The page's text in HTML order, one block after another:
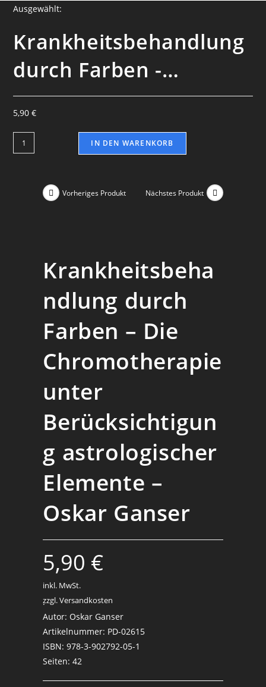
Ausgewählt:
Krankheitsbehandlung
durch Farben -…
5,90€
IN DEN WARENKORB
Vorheriges Produkt Nächstes Produkt
Krankheitsbeha
ndlung durch
Farben – Die
Chromotherapie
unter
Berücksichtigun
g astrologischer
Elemente –
Oskar Ganser
5,90 €
inkl. MwSt.
zzgl. Versandkosten
.
Autor: Oskar Ganser
Artikelnummer: PD-02615
ISBN: 978-3-902792-05-1
Seiten: 42